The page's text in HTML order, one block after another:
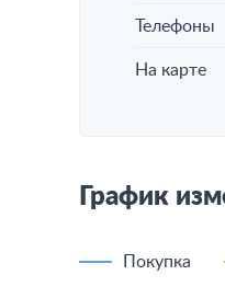
Телефоны
На карте
График
Покупка